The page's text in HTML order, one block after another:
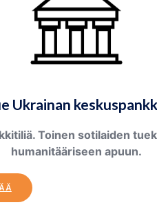
Ukrainan
Toinen sotilaiden
humanitääriseen apuun.